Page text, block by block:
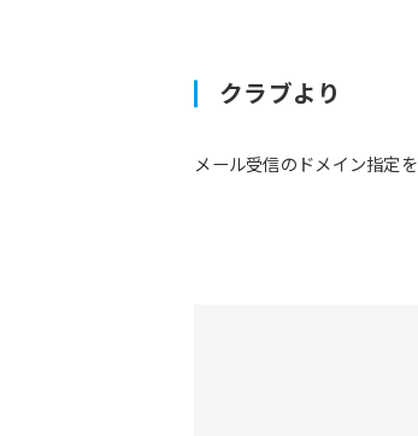
クラブより
メール受信のドメイン指定